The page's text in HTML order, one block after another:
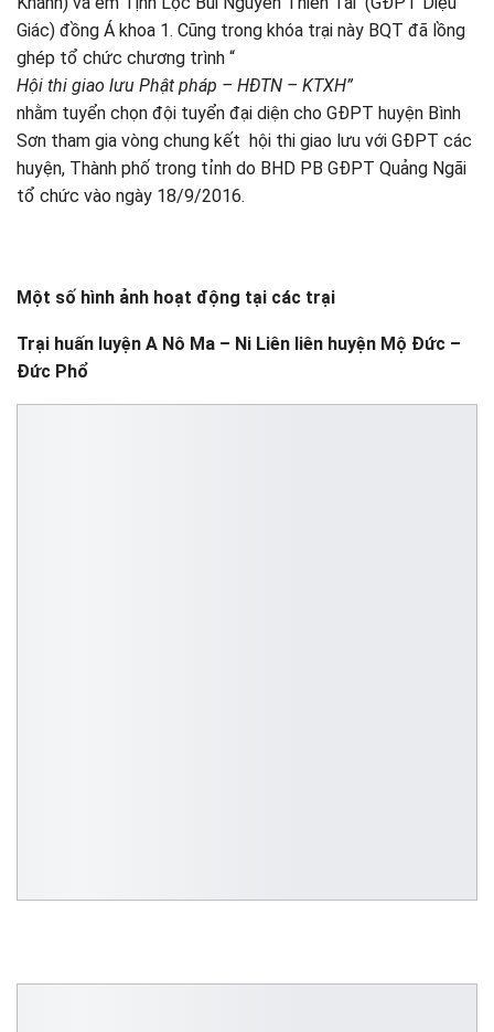
Giác) đồng Á khoa 1. Cũng trong khóa trại này BQT đã lồng
ghép tổ chức chương trình “
Hội thi giao lưu Phật pháp – HĐTN – KTXH”
nhằm tuyển chọn đội tuyển đại diện cho GĐPT huyện Bình
Sơn tham gia vòng chung kết hội thi giao lưu với GĐPT các
huyện, Thành phố trong tỉnh do BHD PB GĐPT Quảng Ngãi
tổ chức vào ngày 18/9/2016.
Một số hình ảnh hoạt động tại các trại
Trại huấn luyện A Nô Ma – Ni Liên liên huyện Mộ Đức –
Đức Phổ